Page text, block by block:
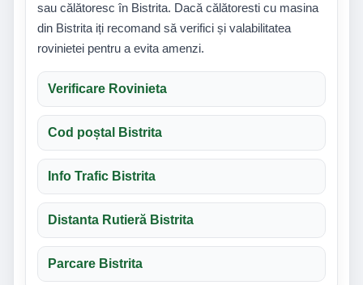
sau călătoresc în Bistrita. Dacă călătoresti cu masina
din Bistrita iți recomand să verifici și valabilitatea
rovinietei pentru a evita amenzi.
Verificare Rovinieta
Cod poștal Bistrita
Info Trafic Bistrita
Distanta Rutieră Bistrita
Parcare Bistrita